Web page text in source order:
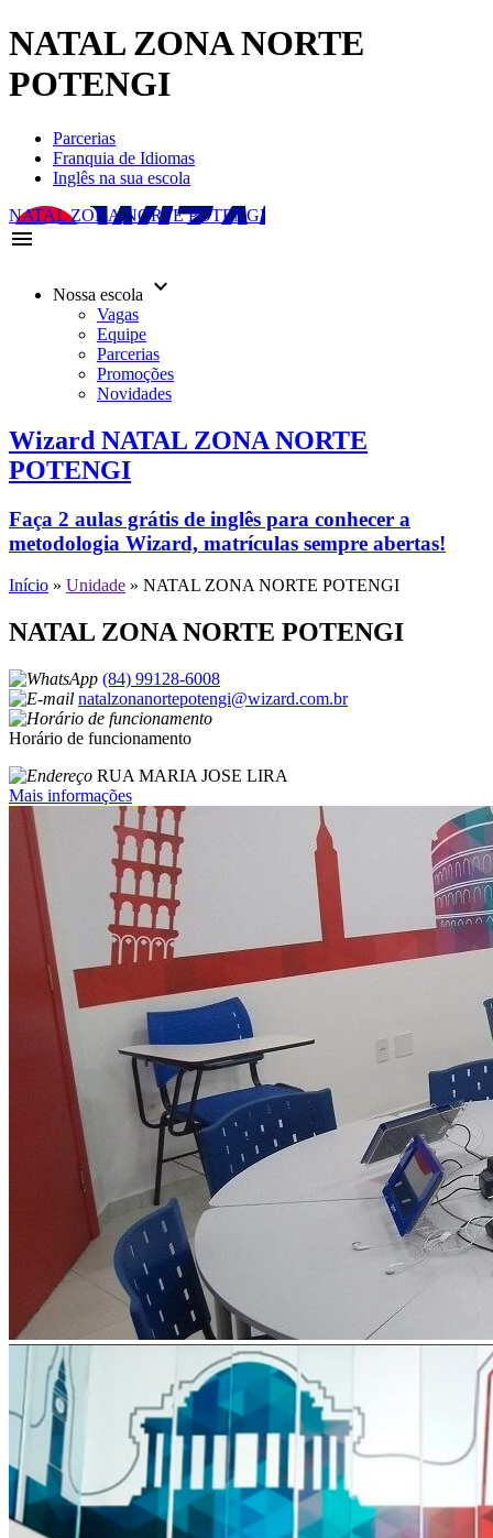
NATAL ZONA NORTE
POTENGI
Parcerias
Franquia de Idiomas
Inglês na sua escola
NATAL ZONA NORTE POTENGI
menu
Nossa escola keyboard_arrow_down
Vagas
Equipe
Parcerias
Promoções
Novidades
Wizard NATAL ZONA NORTE
POTENGI
Faça 2 aulas grátis de inglês para conhecer a
metodologia Wizard, matrículas sempre abertas!
Início » Unidade » NATAL ZONA NORTE POTENGI
NATAL ZONA NORTE POTENGI
(84) 99128-6008
natalzonanortepotengi@wizard.com.br
Horário de funcionamento
RUA MARIA JOSE LIRA
Mais informações